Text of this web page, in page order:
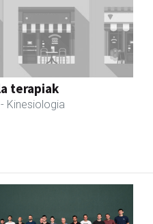
terapiak
- Kinesiologia